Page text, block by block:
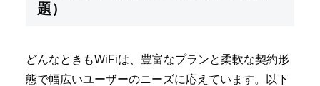
題）
どんなときもWiFiは、豊富なプランと柔軟な契約形
態で幅広いユーザーのニーズに応えています。以下